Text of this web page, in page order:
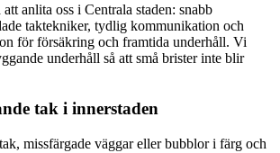
anlita oss i Centrala staden: snabb
taktekniker, tydlig kommunikation och
för försäkring och framtida underhåll. Vi
underhåll så att små brister inte blir
tak i innerstaden
missfärgade väggar eller bubblor i färg och